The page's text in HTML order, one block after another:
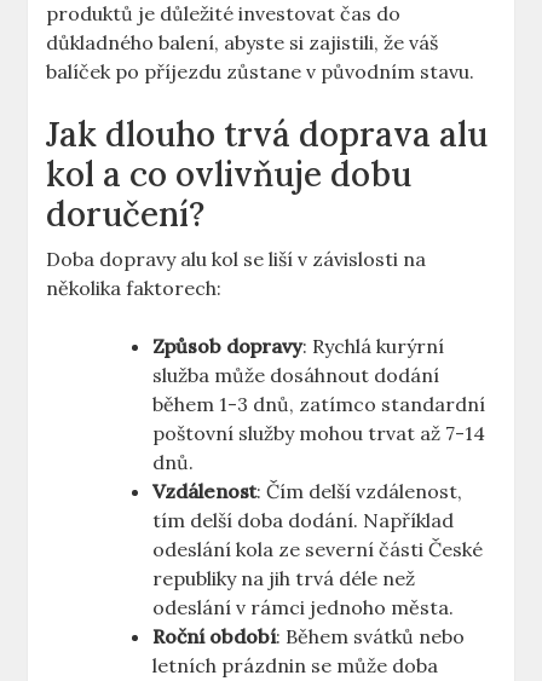
produktů je důležité investovat čas do
důkladného balení, abyste si zajistili, že váš
balíček po příjezdu zůstane v původním stavu.
Jak dlouho trvá doprava alu
kol a co ovlivňuje dobu
doručení?
Doba dopravy alu kol se liší v závislosti na
několika faktorech:
Způsob dopravy: Rychlá kurýrní
služba může dosáhnout dodání
během 1-3 dnů, zatímco standardní
poštovní služby mohou trvat až 7-14
dnů.
Vzdálenost: Čím delší vzdálenost,
tím delší doba dodání. Například
odeslání kola ze severní části České
republiky na jih trvá déle než
odeslání v rámci jednoho města.
Roční období: Během svátků nebo
letních prázdnin se může doba